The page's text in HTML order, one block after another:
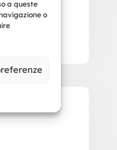
a queste
o